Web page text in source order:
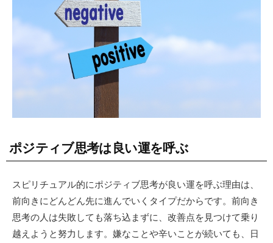
ポジティブ思考は良い運を呼ぶ
スピリチュアル的にポジティブ思考が良い運を呼ぶ理由は、
前向きにどんどん先に進んでいくタイプだからです。前向き
思考の人は失敗しても落ち込まずに、改善点を見つけて乗り
越えようと努力します。嫌なことや辛いことが続いても、日